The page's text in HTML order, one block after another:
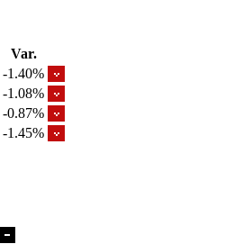
Var.
-1.40%
-1.08%
-0.87%
-1.45%